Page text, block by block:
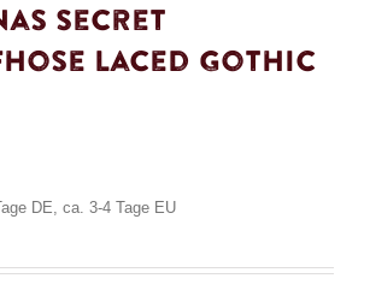
Secret
Laced Gothic
DE, ca. 3-4 Tage EU